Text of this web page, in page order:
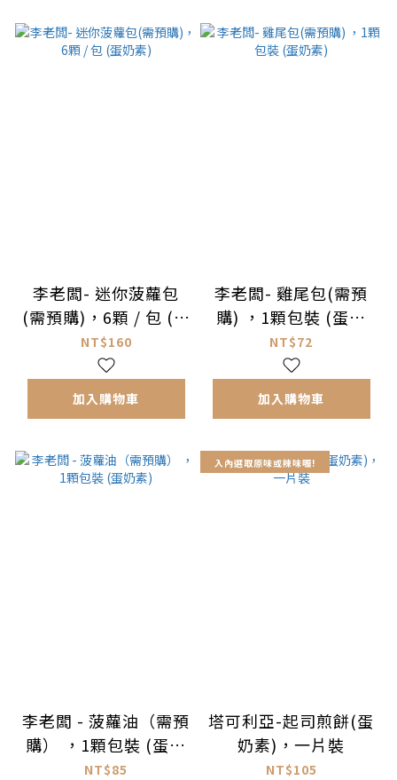
李老闆- 迷你菠蘿包
(需預購)，6顆 / 包 (蛋
奶素)
NT$160
加入購物車
李老闆- 雞尾包(需預
購) ，1顆包裝 (蛋奶
素)
NT$72
加入購物車
李老闆 - 菠蘿油（需預
購） ，1顆包裝 (蛋奶
素)
NT$85
入內選取原味或辣味喔!
塔可利亞-起司煎餅(蛋
奶素)，一片裝
NT$105